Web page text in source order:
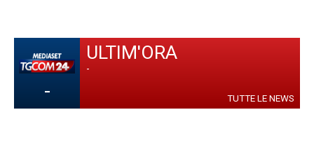
-
ULTIM'ORA
-
TUTTE LE NEWS